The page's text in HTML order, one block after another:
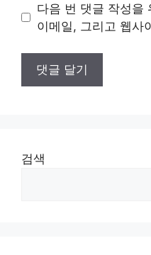
트
다음 번 댓글 작성을
이메일, 그리고 웹사
검색